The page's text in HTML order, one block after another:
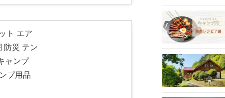
ト エア
防災 テン
ャンプ
プ用品